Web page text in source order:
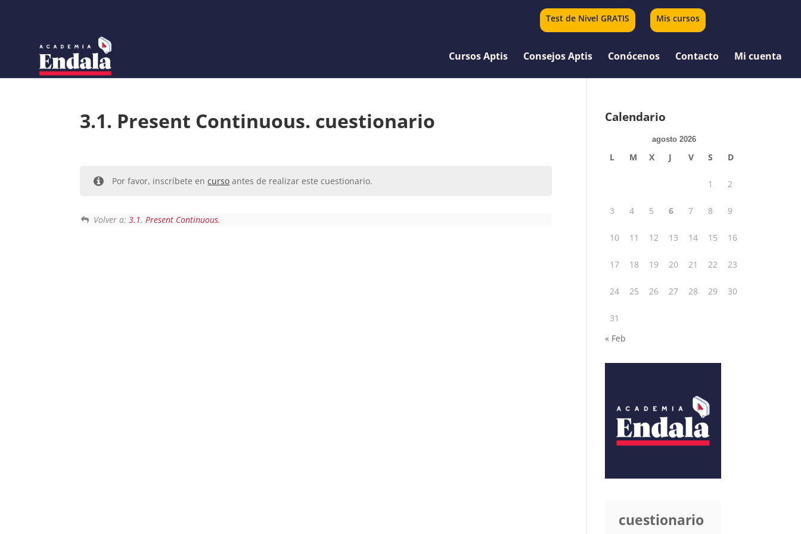
Test de Nivel GRATIS Mis cursos
Cursos Aptis Consejos Aptis Conócenos Contacto Mi cuenta
3.1. Present Continuous. cuestionario
Por favor, inscríbete encurso antes de realizar este cuestionario.
Volver a:3.1. Present Continuous.
Calendario
agosto 2026
L M X J V S D
1 2
3 4 5 6 7 8 9
10 11 12 13 14 15 16
17 18 19 20 21 22 23
24 25 26 27 28 29 30
31
« Feb
cuestionario